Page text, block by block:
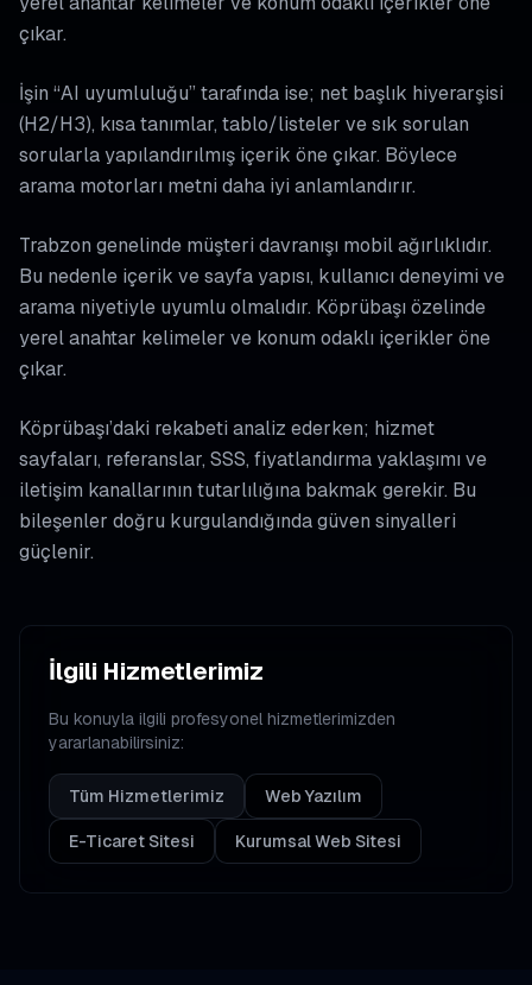
çıkar.
İşin “AI uyumluluğu” tarafında ise; net başlık hiyerarşisi
(H2/H3), kısa tanımlar, tablo/listeler ve sık sorulan
sorularla yapılandırılmış içerik öne çıkar. Böylece
arama motorları metni daha iyi anlamlandırır.
Trabzon genelinde müşteri davranışı mobil ağırlıklıdır.
Bu nedenle içerik ve sayfa yapısı, kullanıcı deneyimi ve
arama niyetiyle uyumlu olmalıdır. Köprübaşı özelinde
yerel anahtar kelimeler ve konum odaklı içerikler öne
çıkar.
Köprübaşı’daki rekabeti analiz ederken; hizmet
sayfaları, referanslar, SSS, fiyatlandırma yaklaşımı ve
iletişim kanallarının tutarlılığına bakmak gerekir. Bu
bileşenler doğru kurgulandığında güven sinyalleri
güçlenir.
İlgili Hizmetlerimiz
Bu konuyla ilgili profesyonel hizmetlerimizden
yararlanabilirsiniz:
Tüm Hizmetlerimiz Web Yazılım
E-Ticaret Sitesi Kurumsal Web Sitesi